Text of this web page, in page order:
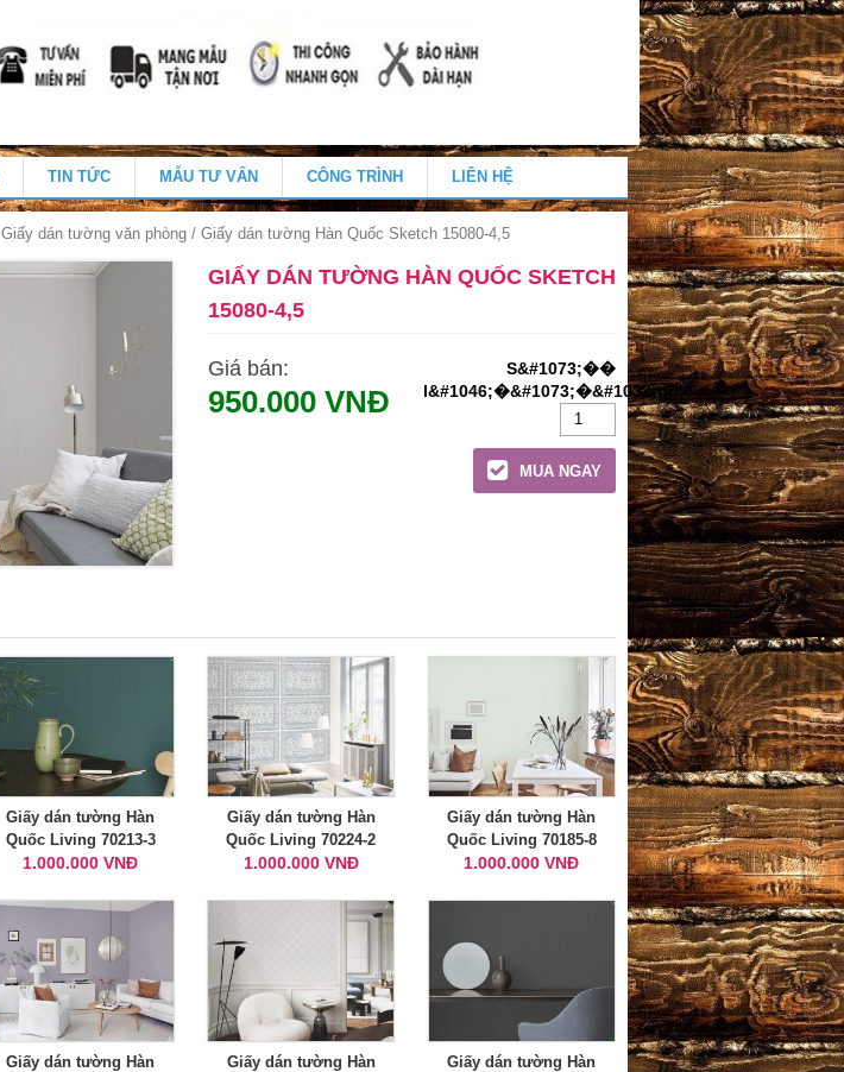
TIN TỨC MẪU TƯ VẤN CÔNG TRÌNH LIÊN HỆ
Giấy dán tường văn phòng / Giấy dán tường Hàn Quốc Sketch 15080-4,5
GIẤY DÁN TƯỜNG HÀN QUỐC SKETCH
15080-4,5
Giá bán:
950.000 VNĐ
MUA NGAY
Giấy dán tường Hàn
Quốc Living 70213-3
1.000.000 VNĐ
Giấy dán tường Hàn
Quốc Living 70224-2
1.000.000 VNĐ
Giấy dán tường Hàn
Quốc Living 70185-8
1.000.000 VNĐ
Giấy dán tường Hàn
Giấy dán tường Hàn
Giấy dán tường Hàn